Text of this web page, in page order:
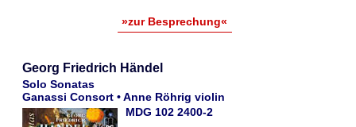
»zur Besprechung«
Georg Friedrich Händel
Solo Sonatas
Ganassi Consort • Anne Röhrig violin
MDG 102 2400-2